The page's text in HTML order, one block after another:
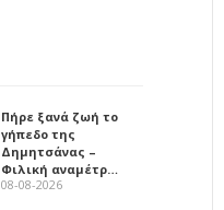
Πήρε ξανά ζωή το
γήπεδο της
Δημητσάνας –
Φιλική αναμέτρ…
08-08-2026